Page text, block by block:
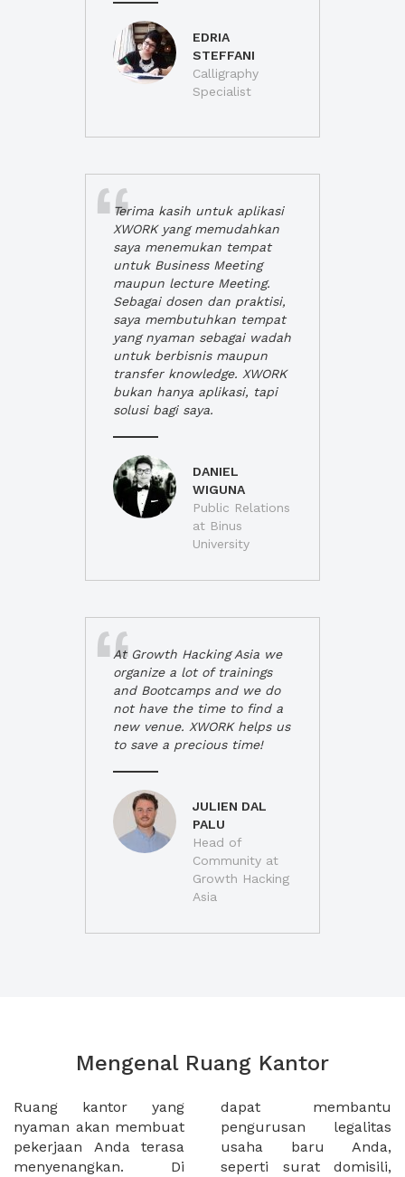
EDRIA
STEFFANI
Calligraphy
Specialist
Terima kasih untuk aplikasi
XWORK yang memudahkan
saya menemukan tempat
untuk Business Meeting
maupun lecture Meeting.
Sebagai dosen dan praktisi,
saya membutuhkan tempat
yang nyaman sebagai wadah
untuk berbisnis maupun
transfer knowledge. XWORK
bukan hanya aplikasi, tapi
solusi bagi saya.
DANIEL
WIGUNA
Public Relations
at Binus
University
At Growth Hacking Asia we
organize a lot of trainings
and Bootcamps and we do
not have the time to find a
new venue. XWORK helps us
to save a precious time!
JULIEN DAL
PALU
Head of
Community at
Growth Hacking
Asia
Mengenal Ruang Kantor
Ruang kantor yang
nyaman akan membuat
pekerjaan Anda terasa
menyenangkan. Di
dapat membantu
pengurusan legalitas
usaha baru Anda,
seperti surat domisili,